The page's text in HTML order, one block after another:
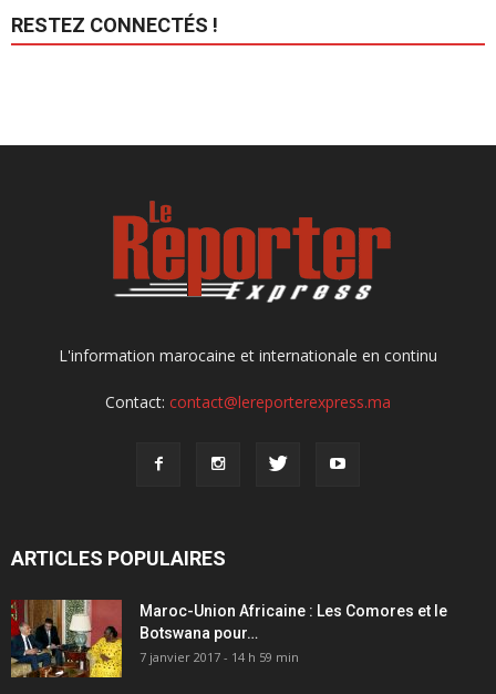
RESTEZ CONNECTÉS !
L'information marocaine et internationale en continu
Contact: contact@lereporterexpress.ma
ARTICLES POPULAIRES
Maroc-Union Africaine : Les Comores et le
Botswana pour…
7 janvier 2017 - 14 h 59 min